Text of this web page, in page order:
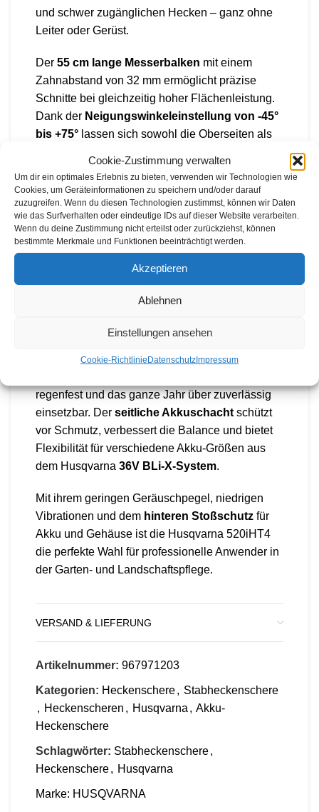
Cookie-Zustimmung verwalten
Um dir ein optimales Erlebnis zu bieten, verwenden wir Technologien wie
Cookies, um Geräteinformationen zu speichern und/oder darauf
zuzugreifen. Wenn du diesen Technologien zustimmst, können wir Daten
wie das Surfverhalten oder eindeutige IDs auf dieser Website verarbeiten.
Wenn du deine Zustimmung nicht erteilst oder zurückziehst, können
bestimmte Merkmale und Funktionen beeinträchtigt werden.
Akzeptieren
Ablehnen
Einstellungen ansehen
Cookie-RichtlinieDatenschutzImpressum
und schwer zugänglichen Hecken – ganz ohne
Leiter oder Gerüst.
Der 55 cm lange Messerbalken mit einem
Zahnabstand von 32 mm ermöglicht präzise
Schnitte bei gleichzeitig hoher Flächenleistung.
Dank der Neigungswinkeleinstellung von -45°
bis +75° lassen sich sowohl die Oberseiten als
effizient bearbeiten. Für Transport und Lagerung
kann der Messerbalken platzsparend
eingeklappt werden.
Der integriertebürstenlose Motorsorgt für 25 %
mehr Leistung, konstante Performance und eine
lange Lebensdauer – kombiniert mit der
des Akkus. DersavE™-Modus
verlängert bei
regenfest und das ganze Jahr über zuverlässig
einsetzbar. Der seitliche Akkuschacht schützt
vor Schmutz, verbessert die Balance und bietet
Flexibilität für verschiedene Akku-Größen aus
dem Husqvarna 36V BLi-X-System.
Mit ihrem geringen Geräuschpegel, niedrigen
Vibrationen und dem hinteren Stoßschutz für
Akku und Gehäuse ist die Husqvarna 520iHT4
die perfekte Wahl für professionelle Anwender in
der Garten- und Landschaftspflege.
VERSAND & LIEFERUNG
Artikelnummer: 967971203
Kategorien: Heckenschere, Stabheckenschere
, Heckenscheren , Husqvarna , Akku-
Heckenschere
Schlagwörter: Stabheckenschere,
Heckenschere, Husqvarna
Marke: HUSQVARNA